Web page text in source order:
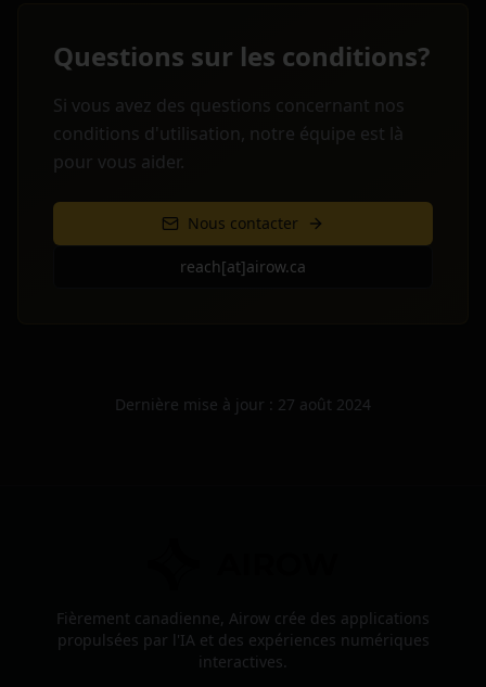
Questions sur les conditions?
Si vous avez des questions concernant nos
conditions d'utilisation, notre équipe est là
pour vous aider.
Nous contacter
reach[at]airow.ca
Dernière mise à jour : 27 août 2024
Fièrement canadienne, Airow crée des applications
propulsées par l'IA et des expériences numériques
interactives.